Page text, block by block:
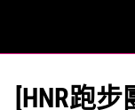
[HNR跑